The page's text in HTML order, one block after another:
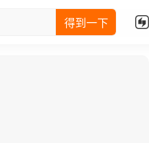
得到一下